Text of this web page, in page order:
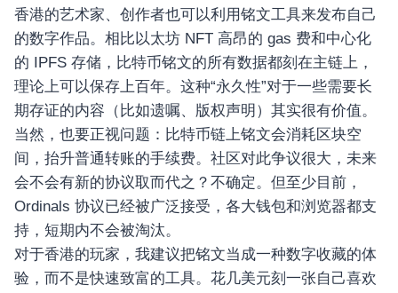
香港的艺术家、创作者也可以利用铭文工具来发布自己
的数字作品。相比以太坊 NFT 高昂的 gas 费和中心化
的 IPFS 存储，比特币铭文的所有数据都刻在主链上，
理论上可以保存上百年。这种“永久性”对于一些需要长
期存证的内容（比如遗嘱、版权声明）其实很有价值。
当然，也要正视问题：比特币链上铭文会消耗区块空
间，抬升普通转账的手续费。社区对此争议很大，未来
会不会有新的协议取而代之？不确定。但至少目前，
Ordinals 协议已经被广泛接受，各大钱包和浏览器都支
持，短期内不会被淘汰。
对于香港的玩家，我建议把铭文当成一种数字收藏的体
验，而不是快速致富的工具。花几美元刻一张自己喜欢